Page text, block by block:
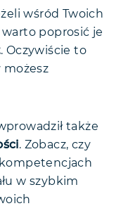
wśród Twoich
poprosić je
. Oczywiście to
możesz
także
. Zobacz, czy
w szybkim